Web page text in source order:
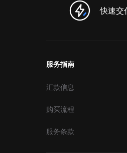
快速交
服务指南
汇款信息
购买流程
服务条款